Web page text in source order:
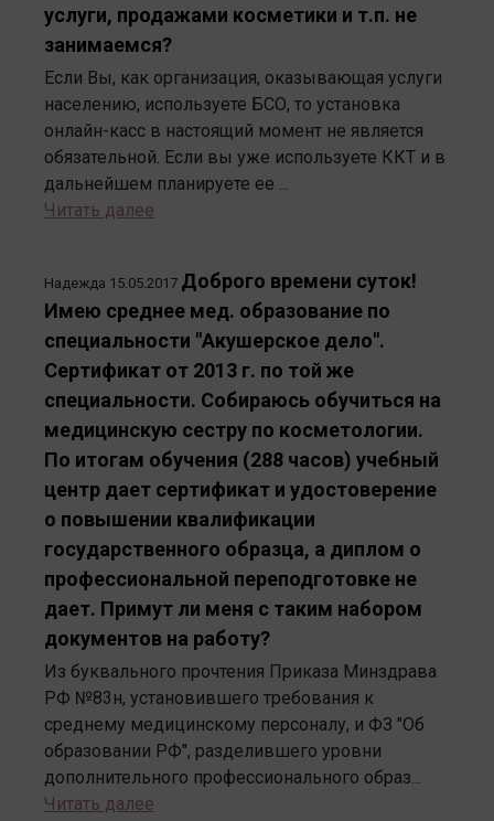
услуги, продажами косметики и т.п. не
занимаемся?
Если Вы, как организация, оказывающая услуги
населению, используете БСО, то установка
онлайн-касс в настоящий момент не является
обязательной. Если вы уже используете ККТ и в
дальнейшем планируете ее ...
Читать далее
Надежда 15.05.2017 Доброго времени суток!
Имею среднее мед. образование по
специальности "Акушерское дело".
Сертификат от 2013 г. по той же
специальности. Собираюсь обучиться на
медицинскую сестру по косметологии.
По итогам обучения (288 часов) учебный
центр дает сертификат и удостоверение
о повышении квалификации
государственного образца, а диплом о
профессиональной переподготовке не
дает. Примут ли меня с таким набором
документов на работу?
Из буквального прочтения Приказа Минздрава
РФ №83н, установившего требования к
среднему медицинскому персоналу, и ФЗ "Об
образовании РФ", разделившего уровни
дополнительного профессионального образ...
Читать далее